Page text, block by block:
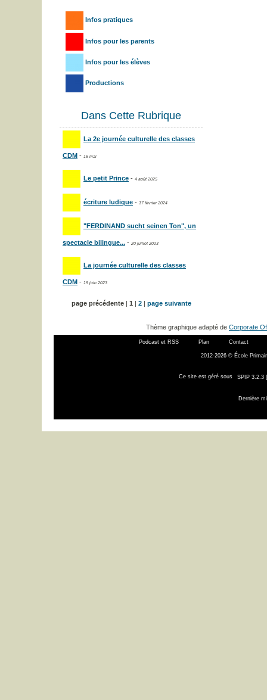
Infos pratiques
Infos pour les parents
Infos pour les élèves
Productions
Dans Cette Rubrique
La 2e journée culturelle des classes
CDM - 16 mai
Le petit Prince - 4 août 2025
écriture ludique - 17 février 2024
"FERDINAND sucht seinen Ton", un
spectacle bilingue... - 20 juillet 2023
La journée culturelle des classes
CDM - 19 juin 2023
page précédente| 1 | 2| page suivante
Thème graphique adapté de Corporate
Podcast et RSS Plan Contact
2012-2026 © École
Ce site est géré sous SPIP 3.2.3
Dernière